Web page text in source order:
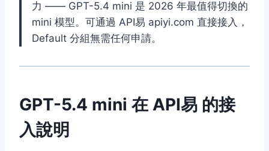
力 —— GPT-5.4 mini 是 2026 年最值得切換的
mini 模型。可通過 API易 apiyi.com 直接接入，
Default 分組無需任何申請。
GPT-5.4 mini 在 API易 的接
入說明